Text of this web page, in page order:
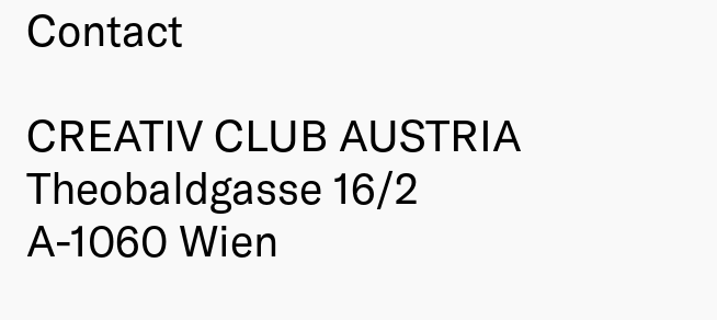
Contact
CREATIV CLUB AUSTRIA
Theobaldgasse 16/2
A-1060 Wien